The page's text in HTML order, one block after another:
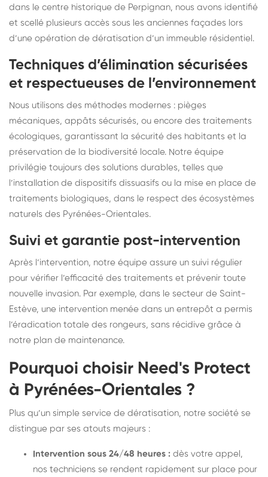
dans le centre historique de Perpignan, nous avons identifié
et scellé plusieurs accès sous les anciennes façades lors
d’une opération de dératisation d’un immeuble résidentiel.
Techniques d’élimination sécurisées
et respectueuses de l’environnement
Nous utilisons des méthodes modernes : pièges
mécaniques, appâts sécurisés, ou encore des traitements
écologiques, garantissant la sécurité des habitants et la
préservation de la biodiversité locale. Notre équipe
privilégie toujours des solutions durables, telles que
l’installation de dispositifs dissuasifs ou la mise en place de
traitements biologiques, dans le respect des écosystèmes
naturels des Pyrénées-Orientales.
Suivi et garantie post-intervention
Après l’intervention, notre équipe assure un suivi régulier
pour vérifier l’efficacité des traitements et prévenir toute
nouvelle invasion. Par exemple, dans le secteur de Saint-
Estève, une intervention menée dans un entrepôt a permis
l’éradication totale des rongeurs, sans récidive grâce à
notre plan de maintenance.
Pourquoi choisir Need's Protect
à Pyrénées-Orientales ?
Plus qu’un simple service de dératisation, notre société se
distingue par ses atouts majeurs :
Intervention sous 24/48 heures : dès votre appel,
nos techniciens se rendent rapidement sur place pour